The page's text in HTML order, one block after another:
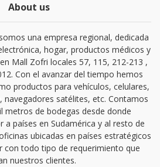
About us
una empresa regional, dedicada
hogar, productos médicos y
Mall Zofri locales 57, 115, 212-213 ,
Con el avanzar del tiempo hemos
productos para vehículos, celulares,
navegadores satélites, etc. Contamos
metros de bodegas desde donde
a países en Sudamérica y al resto de
ubicadas en países estratégicos
con todo tipo de requerimiento que
nuestros clientes.